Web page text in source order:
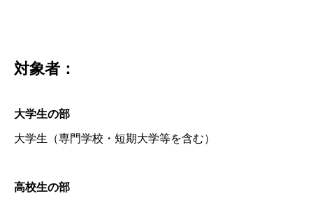
対象者：
大学生の部
大学生（専門学校・短期大学等を含む）
高校生の部